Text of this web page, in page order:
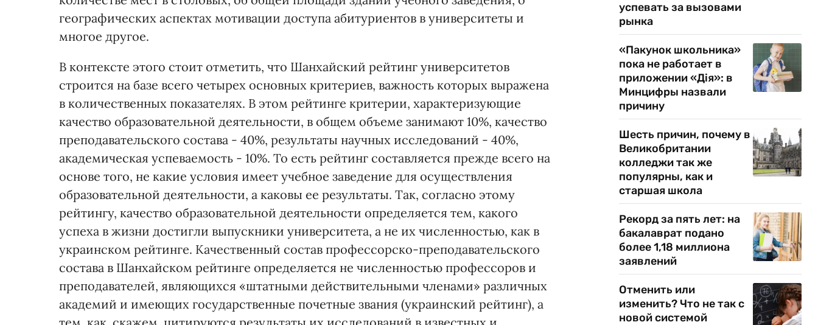
географических аспектах мотивации доступа абитуриентов в университеты и
многое другое.
В контексте этого стоит отметить, что Шанхайский рейтинг университетов
строится на базе всего четырех основных критериев, важность которых выражена
в количественных показателях. В этом рейтинге критерии, характеризующие
качество образовательной деятельности, в общем объеме занимают 10%, качество
преподавательского состава - 40%, результаты научных исследований - 40%,
академическая успеваемость - 10%. То есть рейтинг составляется прежде всего на
основе того, не какие условия имеет учебное заведение для осуществления
образовательной деятельности, а каковы ее результаты. Так, согласно этому
рейтингу, качество образовательной деятельности определяется тем, какого
успеха в жизни достигли выпускники университета, а не их численностью, как в
украинском рейтинге. Качественный состав профессорско-преподавательского
состава в Шанхайском рейтинге определяется не численностью профессоров и
преподавателей, являющихся «штатными действительными членами» различных
академий и имеющих государственные почетные звания (украинский рейтинг), а
успевать за вызовами
рынка
«Пакунок школьника»
пока не работает в
приложении «Дія»: в
Минцифры назвали
причину
Шесть причин, почему в
Великобритании
колледжи так же
популярны, как и
старшая школа
Рекорд за пять лет: на
бакалаврат подано
более 1,18 миллиона
заявлений
Отменить или
изменить? Что не так с
новой системой